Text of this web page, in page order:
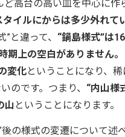
高台の高い皿を中心に
タイルにからは多少外れ
と違って、 “鍋島様式”は
期上の空白がありません。
変化ということになり、
のです。つまり、 “内山様
山 ということになります。
の様式の変遷について述